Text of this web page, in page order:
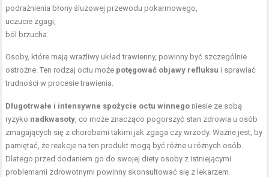
podrażnienia błony śluzowej przewodu pokarmowego,
uczucie zgagi,
ból brzucha.
Osoby, które mają wrażliwy układ trawienny, powinny być szczególnie
ostrożne. Ten rodzaj octu może potęgować objawy refluksu i sprawiać
trudności w procesie trawienia.
Długotrwałe i intensywne spożycie octu winnego niesie ze sobą
ryzyko nadkwasoty, co może znacząco pogorszyć stan zdrowia u osób
zmagających się z chorobami takimi jak zgaga czy wrzody. Ważne jest, by
pamiętać, że reakcje na ten produkt mogą być różne u różnych osób.
Dlatego przed dodaniem go do swojej diety osoby z istniejącymi
problemami zdrowotnymi powinny skonsultować się z lekarzem.